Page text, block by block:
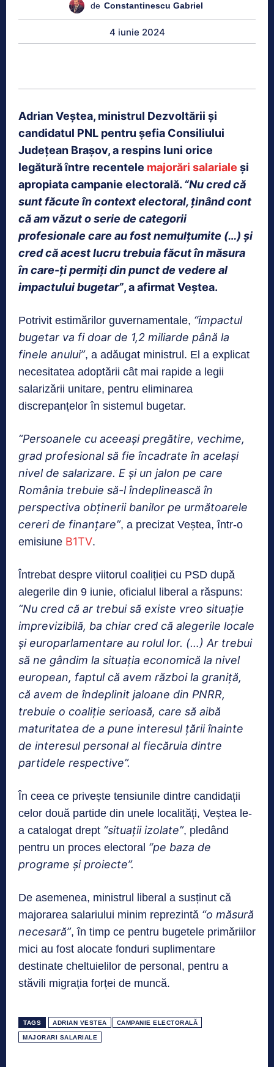
de Constantinescu Gabriel
4 iunie 2024
Adrian Veștea, ministrul Dezvoltării și
candidatul PNL pentru șefia Consiliului
Județean Brașov, a respins luni orice
legătură între recentele majorări salariale și
apropiata campanie electorală. “Nu cred că
sunt făcute în context electoral, ținând cont
că am văzut o serie de categorii
profesionale care au fost nemulțumite (…) și
cred că acest lucru trebuia făcut în măsura
în care-ți permiți din punct de vedere al
impactului bugetar”, a afirmat Veștea.
Potrivit estimărilor guvernamentale, “impactul
bugetar va fi doar de 1,2 miliarde până la
finele anului”, a adăugat ministrul. El a explicat
necesitatea adoptării cât mai rapide a legii
salarizării unitare, pentru eliminarea
discrepanțelor în sistemul bugetar.
“Persoanele cu aceeași pregătire, vechime,
grad profesional să fie încadrate în același
nivel de salarizare. E și un jalon pe care
România trebuie să-l îndeplinească în
perspectiva obținerii banilor pe următoarele
cereri de finanțare”, a precizat Veștea, într-o
emisiune B1TV.
Întrebat despre viitorul coaliției cu PSD după
alegerile din 9 iunie, oficialul liberal a răspuns:
“Nu cred că ar trebui să existe vreo situație
imprevizibilă, ba chiar cred că alegerile locale
și europarlamentare au rolul lor. (…) Ar trebui
să ne gândim la situația economică la nivel
european, faptul că avem război la graniță,
că avem de îndeplinit jaloane din PNRR,
trebuie o coaliție serioasă, care să aibă
maturitatea de a pune interesul țării înainte
de interesul personal al fiecăruia dintre
partidele respective”.
În ceea ce privește tensiunile dintre candidații
celor două partide din unele localități, Veștea le-
a catalogat drept “situații izolate”, pledând
pentru un proces electoral “pe baza de
programe și proiecte”.
De asemenea, ministrul liberal a susținut că
majorarea salariului minim reprezintă “o măsură
necesară”, în timp ce pentru bugetele primăriilor
mici au fost alocate fonduri suplimentare
destinate cheltuielilor de personal, pentru a
stăvili migrația forței de muncă.
TAGS ADRIAN VESTEA CAMPANIE ELECTORALĂ
MAJORARI SALARIALE